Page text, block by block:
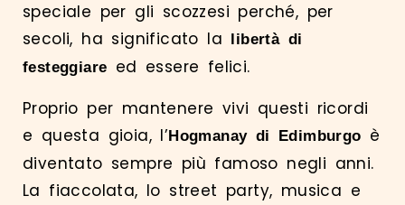
speciale per gli scozzesi perché, per
secoli, ha significato la
libertà di
festeggiare ed essere felici.
Proprio per mantenere vivi questi ricordi
e questa gioia, l’Hogmanay di Edimburgo è
diventato sempre più famoso negli anni.
La fiaccolata, lo street party, musica e